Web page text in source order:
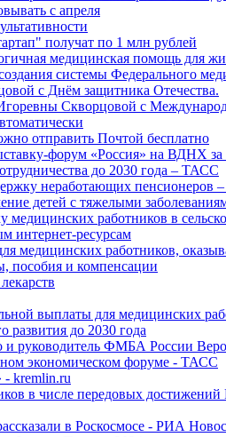
с апреля
получат по 1 млн рублей
медицинская помощь для
системы Федерального
с Днём защитника Отечества.
Скворцовой с
отправить Почтой бесплатно
форум «Россия» на ВДНХ за
до 2030 года – ТАСС
неработающих пенсионеров
детей с тяжелыми
работников в
интернет-ресурсам
медицинских работников,
пособия и компенсации
выплаты для медицинских
развития до 2030 года
и руководитель ФМБА России
экономическом форуме - ТАСС
- kremlin.ru
в числе передовых
в Роскосмосе - РИА